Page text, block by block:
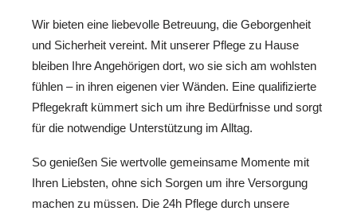
Wir bieten eine liebevolle Betreuung, die Geborgenheit
und Sicherheit vereint. Mit unserer Pflege zu Hause
bleiben Ihre Angehörigen dort, wo sie sich am wohlsten
fühlen – in ihren eigenen vier Wänden. Eine qualifizierte
Pflegekraft kümmert sich um ihre Bedürfnisse und sorgt
für die notwendige Unterstützung im Alltag.
So genießen Sie wertvolle gemeinsame Momente mit
Ihren Liebsten, ohne sich Sorgen um ihre Versorgung
machen zu müssen. Die 24h Pflege durch unsere